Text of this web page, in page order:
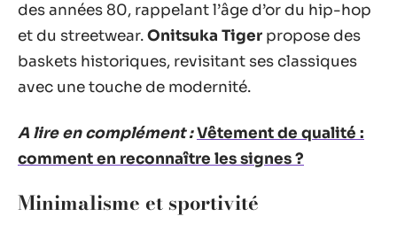
des années 80, rappelant l’âge d’or du hip-hop
et du streetwear.Onitsuka Tiger propose des
baskets historiques, revisitant ses classiques
avec une touche de modernité.
A lire en complément :Vêtement de qualité :
comment en reconnaître les signes ?
Minimalisme et sportivité